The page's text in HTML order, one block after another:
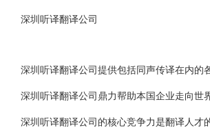
深圳听译翻译公司
深圳听译翻译公司提供包括同声传译在内的
深圳听译翻译公司鼎力帮助本国企业走向世
深圳听译翻译公司的核心竞争力是翻译人才